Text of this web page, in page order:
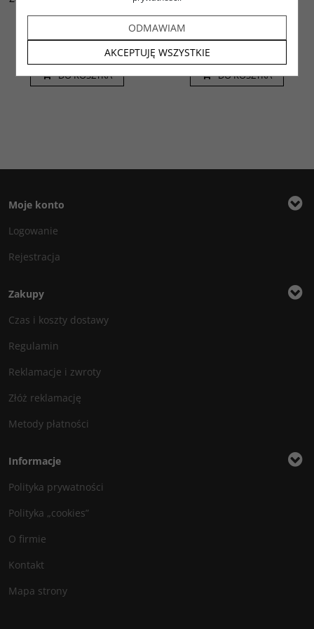
brutto
DO KOSZYKA
1.82
DO KOSZYKA
Moje konto
Logowanie
Rejestracja
Zakupy
Czas i koszty dostawy
Regulamin
Reklamacje i zwroty
Złóż reklamację
Metody płatności
Informacje
Polityka prywatności
Polityka „cookies”
O firmie
Kontakt
Mapa strony
ODMAWIAM
AKCEPTUJĘ WSZYSTKIE